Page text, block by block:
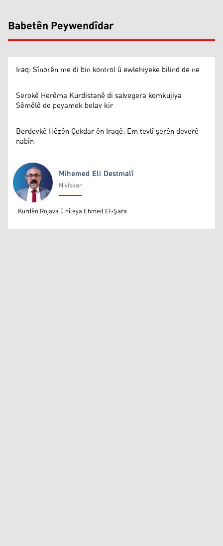
Babetên Peywendîdar
Iraq: Sînorên me di bin kontrol û ewlehiyeke bilind de ne
Serokê Herêma Kurdistanê di salvegera komkujiya
Sêmêlê de peyamek belav kir
Berdevkê Hêzên Çekdar ên Iraqê: Em tevlî şerên deverê
nabin
Mihemed Eli Destmalî
Mihemed Eli Destmalî
Nivîskar
Kurdên Rojava û hîleya Ehmed El-Şara